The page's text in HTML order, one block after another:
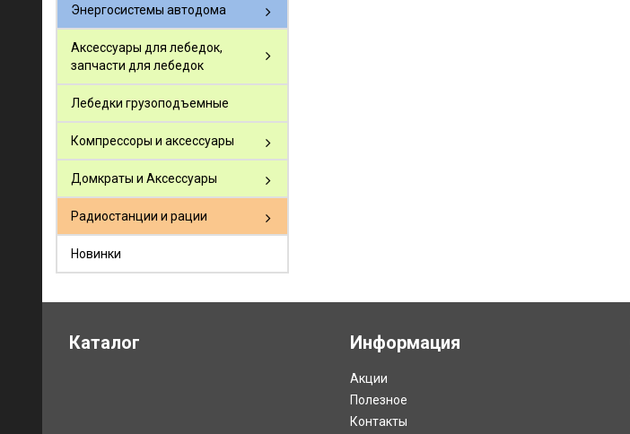
Энергосистемы автодома
Аксессуары для лебедок,
запчасти для лебедок
Лебедки грузоподъемные
Компрессоры и аксессуары
Домкраты и Аксессуары
Радиостанции и рации
Новинки
Каталог Информация
Акции
Полезное
Контакты